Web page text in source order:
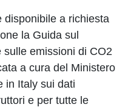
disponibile a richiesta
la Guida sul
sulle emissioni di CO2
a cura del Ministero
in Italy sui dati
e per tutte le